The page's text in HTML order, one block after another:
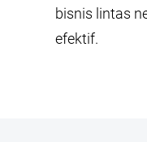
bisnis lintas
efektif.